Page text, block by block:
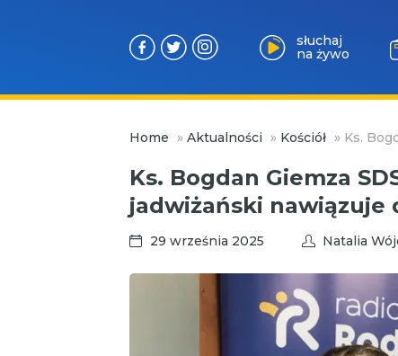
słuchaj
na żywo
Home » Aktualności » Kościół » Ks.
Ks. Bogdan Giemza
jadwiżański nawiązuje
29 września 2025 Natalia